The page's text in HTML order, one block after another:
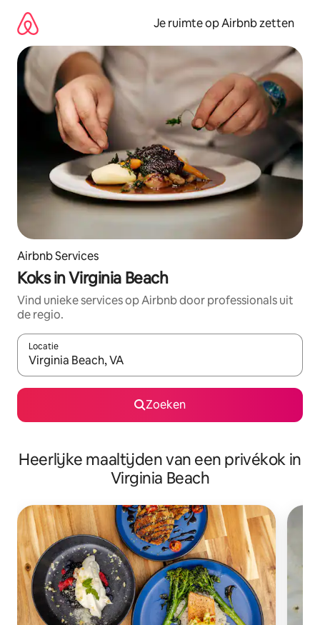
direct
naar
inhoud
Je ruimte op Airbnb zetten
Airbnb Services
Koks in Virginia Beach
Vind unieke services op Airbnb door professionals uit
de regio.
Locatie
Wanneer er suggesties beschikbaar zijn, maak je een keuze
Zoeken
Heerlijke maaltijden van een privékok in
Virginia Beach